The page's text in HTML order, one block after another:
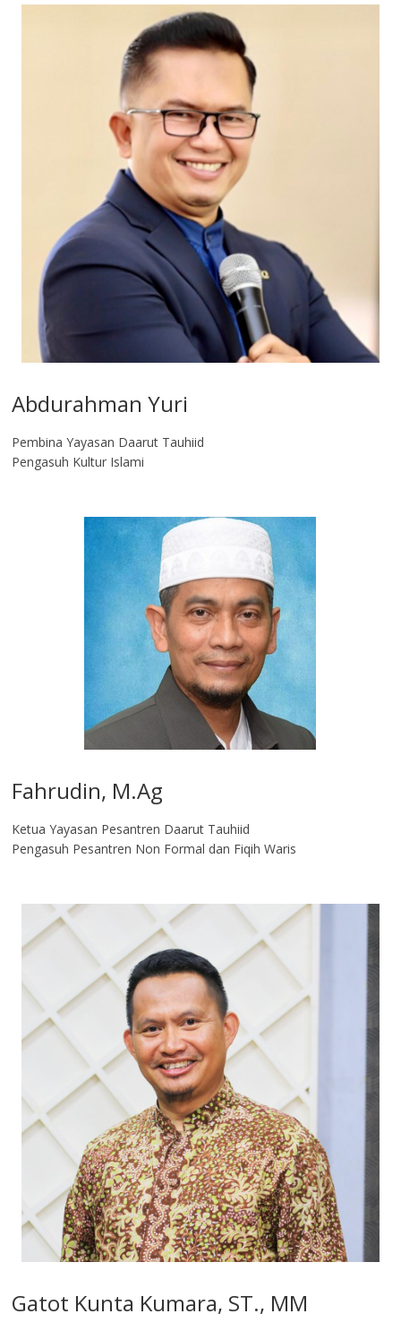
Abdurahman Yuri
Pembina Yayasan Daarut Tauhiid
Pengasuh Kultur Islami
Fahrudin, M.Ag​
Ketua Yayasan Pesantren Daarut Tauhiid
Pengasuh Pesantren Non Formal dan Fiqih Waris
Gatot Kunta Kumara, ST., MM